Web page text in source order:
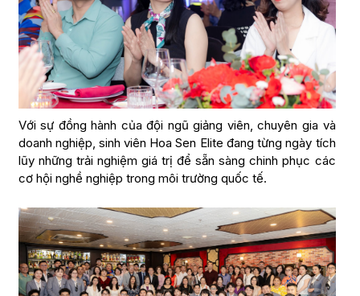
Với sự đồng hành của đội ngũ giảng viên, chuyên gia và
doanh nghiệp, sinh viên Hoa Sen Elite đang từng ngày tích
lũy những trải nghiệm giá trị để sẵn sàng chinh phục các
cơ hội nghề nghiệp trong môi trường quốc tế.